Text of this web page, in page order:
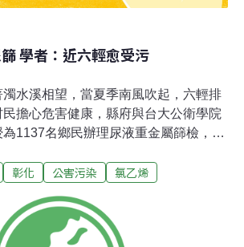
學者：近六輕愈受污
水溪相望，當夏季南風吹起，六輕排
擔心危害健康，縣府與台大公衛學院
1137名鄉民辦理尿液重金屬篩檢，19
硫代二乙酸）檢測，都比雲林縣居民
雲林許厝國小研究發現，從氯乙烯
就能看出石化廠有沒有污染，因為氯乙
彰化 公害污染 氯乙烯